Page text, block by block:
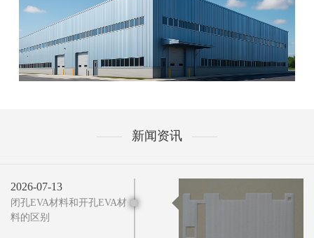
新闻资讯
2026-07-13
闭孔EVA材料和开孔EVA材
料的区别